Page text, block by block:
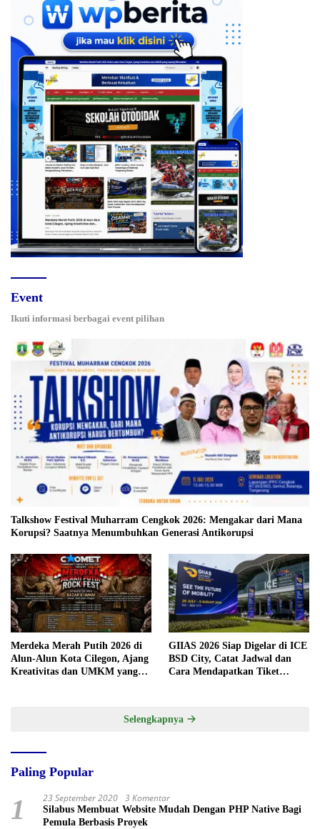
Event
Ikuti informasi berbagai event pilihan
Talkshow Festival Muharram Cengkok 2026: Mengakar dari Mana
Korupsi? Saatnya Menumbuhkan Generasi Antikorupsi
Merdeka Merah Putih 2026 di
Alun-Alun Kota Cilegon, Ajang
Kreativitas dan UMKM yang
GIIAS 2026 Siap Digelar di ICE
BSD City, Catat Jadwal dan
Cara Mendapatkan Tiket
Selengkapnya
Paling Popular
1 23 September 2020 3 Komentar
Silabus Membuat Website Mudah Dengan PHP Native Bagi
Pemula Berbasis Proyek